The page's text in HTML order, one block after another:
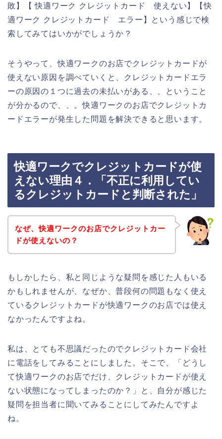
敗】【 快適ワーク クレジットカード 使えない】【快
適ワーク クレジットカード エラー】という感じで検
索してみてはいかがでしょうか？
そうやって、快適ワークのお店でクレジットカードが
使えない原因を調べていくと、クレジットカードエラ
ーの原因の１つに過去の未払いがある、、ということ
が分かるので、、。快適ワークのお店でクレジットカ
ードエラーが発生した問題を解決できると思います。
快適ワークでクレジットカードが使
えない理由４．「不正に利用してい
るクレジットカードと判断された」
なぜ、快適ワークのお店でクレジットカー
ドが使えないの？
もしかしたら、私と同じような疑問を感じた人もいる
かもしれませんが、なぜか、普段何の問題もなく使え
ているクレジットカードが快適ワークのお店では使え
なかったんですよね。
私は、とても不思議だったのでクレジットカード会社
に電話をしてみることにしました。そこで、「どうし
て快適ワークのお店でだけ、クレジットカードが使え
ない状態になってしまったのか？」と、自分が感じた
疑問を担当者に聞いてみることにしてみたんですよ
ね。